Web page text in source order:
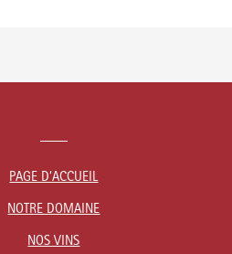
PAGE D’ACCUEIL
NOTRE DOMAINE
NOS VINS